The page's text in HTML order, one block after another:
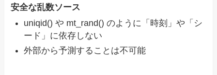
安全な乱数ソース
uniqid() や mt_rand() のように「時刻」や「シ
ード」に依存しない
外部から予測することは不可能